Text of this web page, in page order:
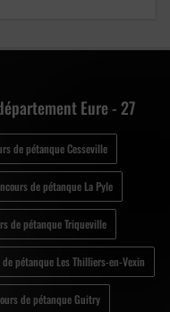
Eure - 27
de pétanque Cesseville
de pétanque La Pyle
de pétanque Triqueville
de pétanque Les Thilliers-en-Vexin
de pétanque Guitry